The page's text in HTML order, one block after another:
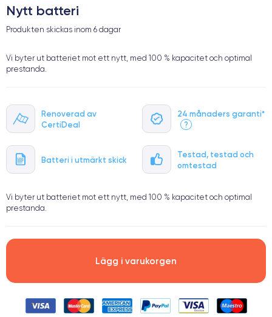
Nytt batteri
Produkten skickas inom 6 dagar
Vi byter ut batteriet mot ett nytt, med 100 % kapacitet och optimal
prestanda.
Renoverad av
CertiDeal
24 månaders garanti*
?
Batteri i utmärkt skick
Testad, testad och
omtestad
Vi byter ut batteriet mot ett nytt, med 100 % kapacitet och optimal
prestanda.
Lägg i varukorgen